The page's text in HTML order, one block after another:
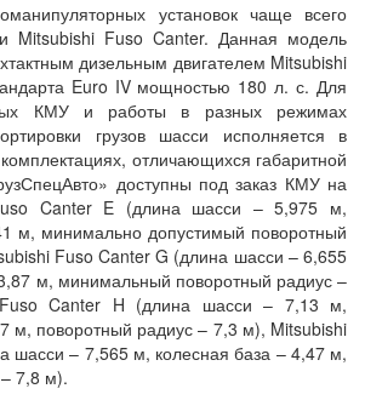
установок чаще всего
Mitsubishi Fuso Canter. Данная модель
дизельным двигателем Mitsubishi
Euro IV мощностью 180 л. с. Для
КМУ и работы в разных режимах
грузов шасси исполняется в
отличающихся габаритной
доступны под заказ КМУ на
Canter E (длина шасси – 5,975 м,
м, минимально допустимый поворотный
Fuso Canter G (длина шасси – 6,655
м, минимальный поворотный радиус –
Canter H (длина шасси – 7,13 м,
м, поворотный радиус – 7,3 м), Mitsubishi
шасси – 7,565 м, колесная база – 4,47 м,
7,8 м).